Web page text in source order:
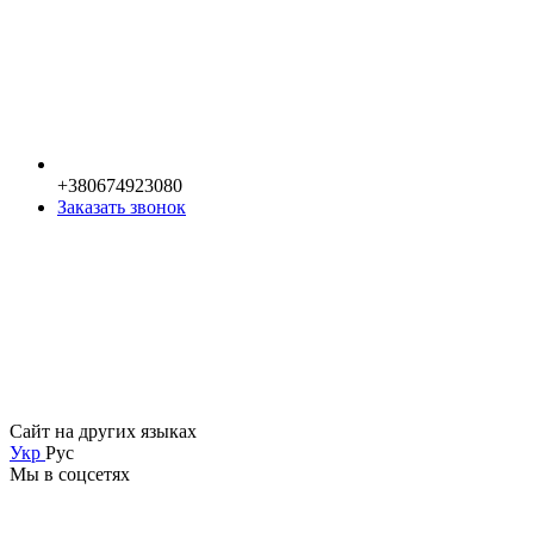
+380674923080
Заказать звонок
Сайт на других языках
Укр Рус
Мы в соцсетях